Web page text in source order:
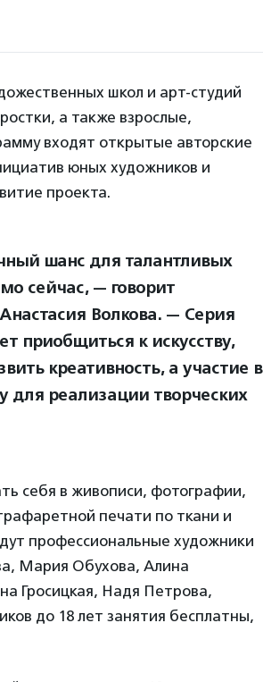
школ и арт-студий
а также взрослые,
входят открытые авторские
юных художников и
проекта.
шанс для талантливых
сейчас, — говорит
Волкова. — Серия
приобщиться к искусству,
креативность, а участие в
для реализации творческих
себя в живописи, фотографии,
печати по ткани и
профессиональные художники
Мария Обухова, Алина
Гросицкая, Надя Петрова,
до 18 лет занятия бесплатны,